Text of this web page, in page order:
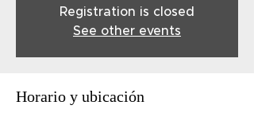
Registration is closed
See other events
Horario y ubicación